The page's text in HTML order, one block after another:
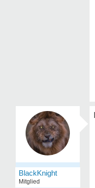
BlackKnight
Mitglied